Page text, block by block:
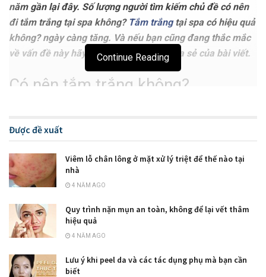
năm gần lại đây. Số lượng người tìm kiếm chủ đề có nên
đi tắm trắng tại spa không? Tắm trắngtại spa có hiệu quả
không? ngày càng tăng. Và nếu bạn cũng đang thắc mắc
về vấn đề này hãy tham khảo những chia sẻ của bài viết.
Có nên tắm trắng không?
không đều màu, da cháy nắng hiệu quả nhất. Vì thực chất các
không thể tác động đến các hắc sắc tố melanin( nguyên
nhân khiến da ngăm đen, sậm màu, thâm) đào thải chúng ra
ngoài, do đó làn da chỉ lán mịn hơn chứ không thể đánh bật
tone da trắng sáng hoàn toàn.
Continue Reading
Được đề xuất
Viêm lỗ chân lông ở mặt xử lý triệt để thế nào tại
nhà
4 NĂM AGO
Quy trình nặn mụn an toàn, không để lại vết thâm
hiệu quả
4 NĂM AGO
Lưu ý khi peel da và các tác dụng phụ mà bạn cần
biết